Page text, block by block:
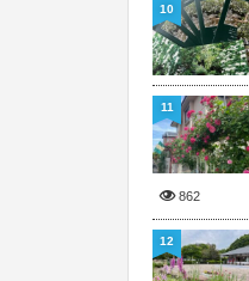
10
862
11
12